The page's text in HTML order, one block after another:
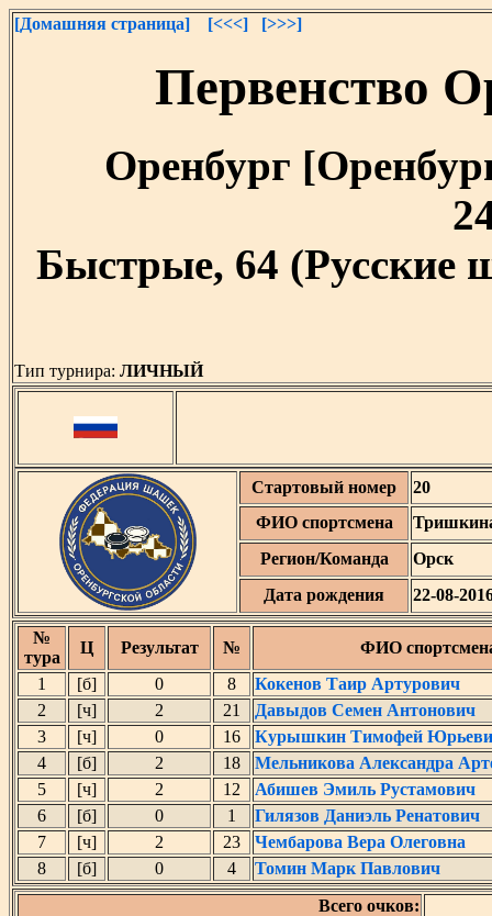
[Домашняя страница] [<<<] [>>>]
Первенство
Оренбург
Быстрые, 64 (Русские
Тип турнира: ЛИЧНЫЙ
Стартовый номер
20
ФИО спортсмена
Регион/Команда
Орск
Дата рождения
22-08-
№
тура
Ц Результат №
ФИО
1
[б] 0 8
Кокенов Таир Артурович
2
[ч] 2 21
Давыдов Семен Антонович
3
[ч] 0 16
Курышкин Тимофей
4
[б] 2 18
Мельникова Александра
5
[ч] 2 12
Абишев Эмиль Рустамович
6
[б] 0 1
Гилязов Даниэль Ренатович
7
[ч] 2 23
Чембарова Вера Олеговна
8
[б] 0 4
Томин Марк Павлович
Всего очков: